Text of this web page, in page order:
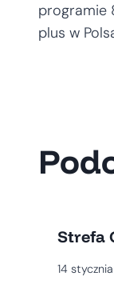
programie
plus w
Strefa
14